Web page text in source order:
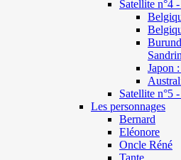
Satellite n°4
Japon
Satellite n°5
Les personnages
Bernard
Eléonore
Oncle Réné
Tante